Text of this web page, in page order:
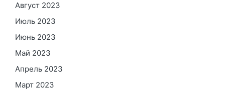
Август 2023
Июль 2023
Июнь 2023
Май 2023
Апрель 2023
Март 2023